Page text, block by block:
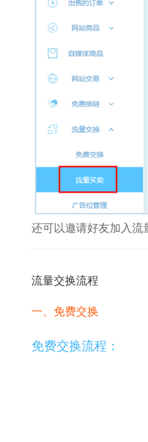
还可以邀请好友加入流
流量交换流程
一、免费交换
免费交换流程：